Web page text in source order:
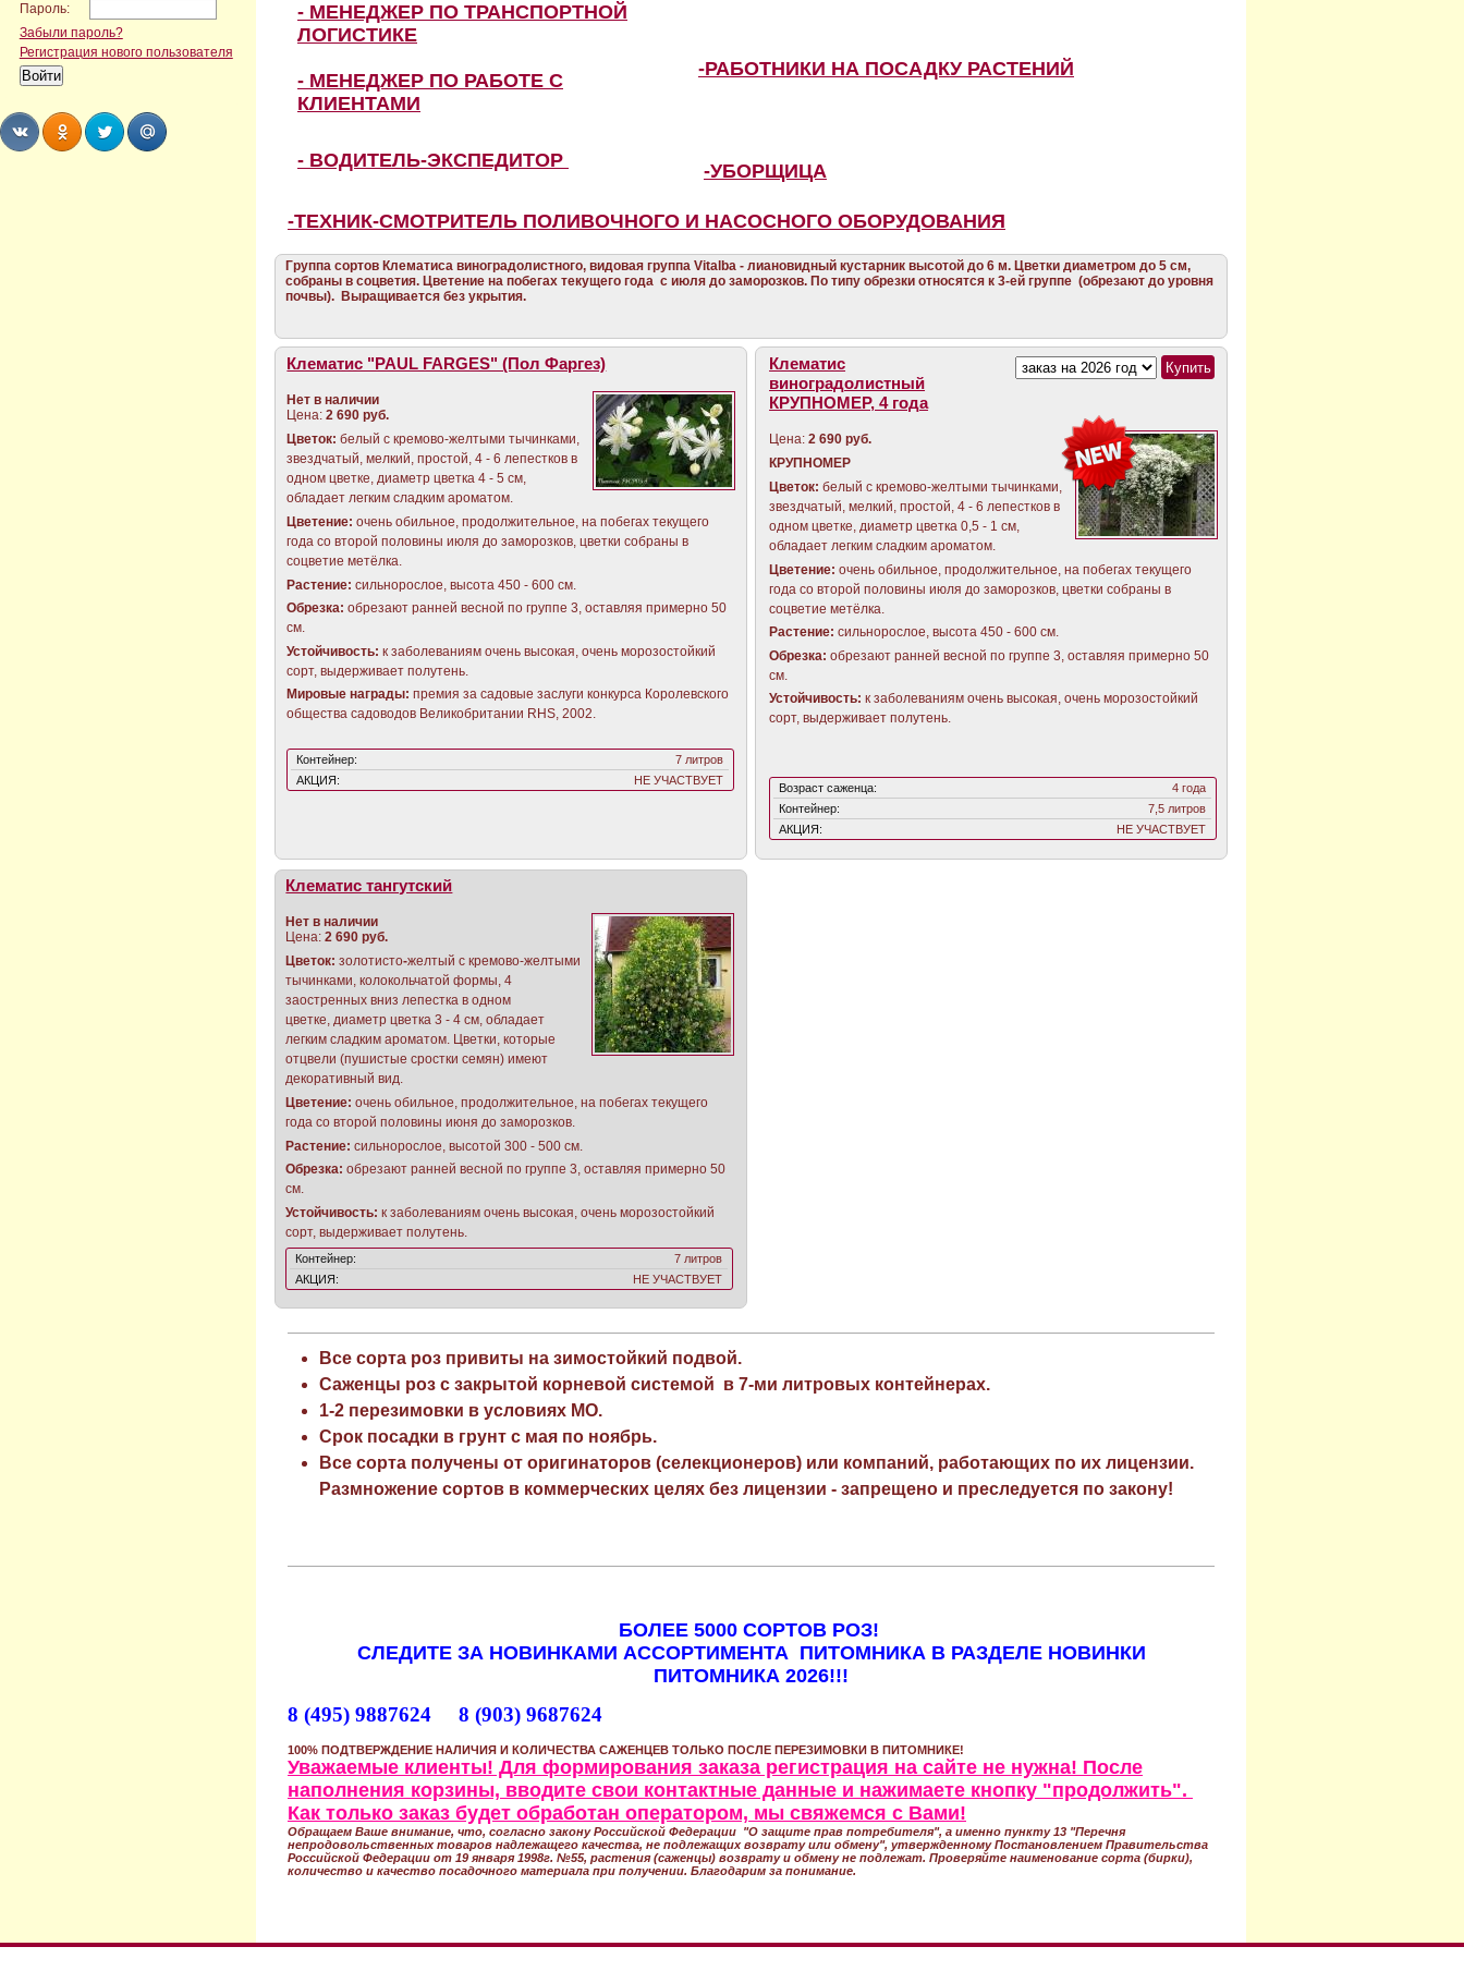
Пароль:
Забыли пароль?
Регистрация нового пользователя
- МЕНЕДЖЕР ПО ТРАНСПОРТНОЙ
ЛОГИСТИКЕ
- МЕНЕДЖЕР ПО РАБОТЕ С
КЛИЕНТАМИ
-РАБОТНИКИ НА ПОСАДКУ РАСТЕНИЙ
- ВОДИТЕЛЬ-ЭКСПЕДИТОР -УБОРЩИЦА
-ТЕХНИК-СМОТРИТЕЛЬ ПОЛИВОЧНОГО И НАСОСНОГО ОБОРУДОВАНИЯ
Группа сортов Клематиса виноградолистного, видовая группа Vitalba - лиановидный кустарник высотой до 6 м. Цветки диаметром до 5 см,
собраны в соцветия. Цветение на побегах текущего года с июля до заморозков. По типу обрезки относятся к 3-ей группе (обрезают до уровня
почвы). Выращивается без укрытия.
Клематис "PAUL FARGES" (Пол Фаргез)
Нет в наличии
Цена:2 690 руб.
Цветок:белый с кремово-желтыми тычинками,
звездчатый, мелкий, простой, 4 - 6 лепестков в
одном цветке, диаметр цветка 4 - 5 см,
обладает легким сладким ароматом.
Цветение:очень обильное, продолжительное, на побегах текущего
года со второй половины июля до заморозков, цветки собраны в
соцветие метёлка.
Растение:сильнорослое, высота 450 - 600 см.
Обрезка:обрезают ранней весной по группе 3, оставляя примерно 50
см.
Устойчивость:к заболеваниям очень высокая, очень морозостойкий
сорт, выдерживает полутень.
Мировые награды:премия за садовые заслуги конкурса Королевского
общества садоводов Великобритании RHS, 2002.
Контейнер:
7 литров
АКЦИЯ:
НЕ УЧАСТВУЕТ
Клематис
виноградолистный
КРУПНОМЕР, 4 года
Цена:2 690 руб.
КРУПНОМЕР
Цветок:белый с кремово-желтыми тычинками,
звездчатый, мелкий, простой, 4 - 6 лепестков в
одном цветке, диаметр цветка 0,5 - 1 см,
обладает легким сладким ароматом.
Цветение:очень обильное, продолжительное, на побегах текущего
года со второй половины июля до заморозков, цветки собраны в
соцветие метёлка.
Растение:сильнорослое, высота 450 - 600 см.
Обрезка:обрезают ранней весной по группе 3, оставляя примерно 50
см.
Устойчивость:к заболеваниям очень высокая, очень морозостойкий
сорт, выдерживает полутень.
Возраст саженца:
4 года
Контейнер:
7,5 литров
АКЦИЯ:
НЕ УЧАСТВУЕТ
Клематис тангутский
Нет в наличии
Цена:2 690 руб.
Цветок:золотисто-желтый с кремово-желтыми
тычинками, колокольчатой формы, 4
заостренных вниз лепестка в одном
цветке, диаметр цветка 3 - 4 см, обладает
легким сладким ароматом. Цветки, которые
отцвели (пушистые сростки семян) имеют
декоративный вид.
Цветение:очень обильное, продолжительное, на побегах текущего
года со второй половины июня до заморозков.
Растение:сильнорослое, высотой 300 - 500 см.
Обрезка:обрезают ранней весной по группе 3, оставляя примерно 50
см.
Устойчивость:к заболеваниям очень высокая, очень морозостойкий
сорт, выдерживает полутень.
Контейнер:
7 литров
АКЦИЯ:
НЕ УЧАСТВУЕТ
Все сорта роз привиты на зимостойкий подвой.
Саженцы роз с закрытой корневой системой в 7-ми литровых контейнерах.
1-2 перезимовки в условиях МО.
Срок посадки в грунт с мая по ноябрь.
Все сорта получены от оригинаторов (селекционеров) или компаний, работающих по их лицензии.
Размножение сортов в коммерческих целях без лицензии - запрещено и преследуется по закону!
БОЛЕЕ 5000 СОРТОВ РОЗ!
СЛЕДИТЕ ЗА НОВИНКАМИ АССОРТИМЕНТА ПИТОМНИКА В РАЗДЕЛЕ НОВИНКИ
ПИТОМНИКА 2026!!!
8 (495) 9887624 8 (903) 9687624
100% ПОДТВЕРЖДЕНИЕ НАЛИЧИЯ И КОЛИЧЕСТВА САЖЕНЦЕВ ТОЛЬКО ПОСЛЕ ПЕРЕЗИМОВКИ В ПИТОМНИКЕ!
Уважаемые клиенты! Для формирования заказа регистрация на сайте не нужна! После
наполнения корзины, вводите свои контактные данные и нажимаете кнопку "продолжить".
Как только заказ будет обработан оператором, мы свяжемся с Вами!
Обращаем Ваше внимание, что, согласно закону Российской Федерации "О защите прав потребителя", а именно пункту 13 "Перечня
непродовольственных товаров надлежащего качества, не подлежащих возврату или обмену", утвержденному Постановлением Правительства
Российской Федерации от 19 января 1998г. №55, растения (саженцы) возврату и обмену не подлежат. Проверяйте наименование сорта (бирки),
количество и качество посадочного материала при получении. Благодарим за понимание.